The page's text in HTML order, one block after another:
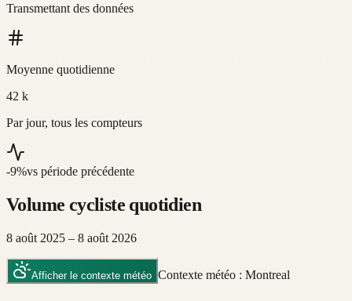
Transmettant des données
Moyenne quotidienne
42 k
Par jour, tous les compteurs
-9%vs période précédente
Volume cycliste quotidien
8 août 2025 – 8 août 2026
Afficher le contexte météo Contexte météo : Montreal